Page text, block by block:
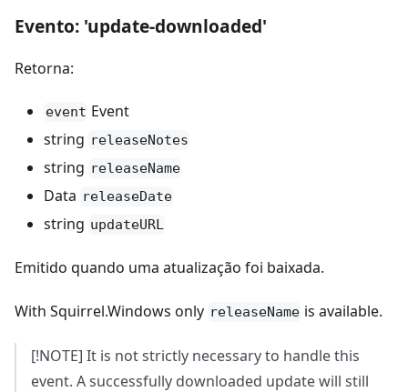
Evento: 'update-downloaded'
Retorna:
event Event
string releaseNotes
string releaseName
Data releaseDate
string updateURL
Emitido quando uma atualização foi baixada.
With Squirrel.Windows only releaseName is available.
[!NOTE] It is not strictly necessary to handle this
event. A successfully downloaded update will still